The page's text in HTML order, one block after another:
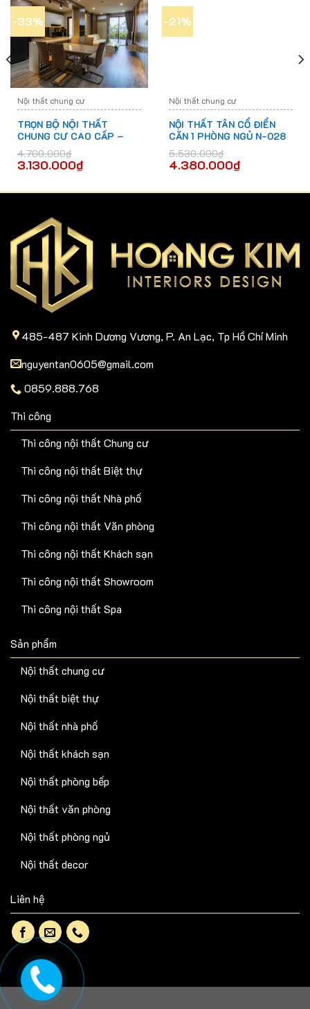
-33%
Nội thất chung cư
TRỌN BỘ NỘI THẤT
CHUNG CƯ CAO CẤP –
P005
4.700.000₫
3.130.000₫
-21%
Nội thất chung cư
NỘI THẤT TÂN CỔ ĐIỂN
CĂN 1 PHÒNG NGỦ N-028
5.530.000₫
4.380.000₫
485-487 Kinh Dương Vương, P. An Lạc, Tp Hồ Chí Minh
nguyentan0605@gmail.com
0859.888.768
Thi công
Thi công nội thất Chung cư
Thi công nội thất Biệt thự
Thi công nội thất Nhà phố
Thi công nội thất Văn phòng
Thi công nội thất Khách sạn
Thi công nội thất Showroom
Thi công nội thất Spa
Sản phẩm
Nội thất chung cư
Nội thất biệt thự
Nội thất nhà phố
Nội thất khách sạn
Nội thất phòng bếp
Nội thất văn phòng
Nội thất phòng ngủ
Nội thất decor
Liên hệ